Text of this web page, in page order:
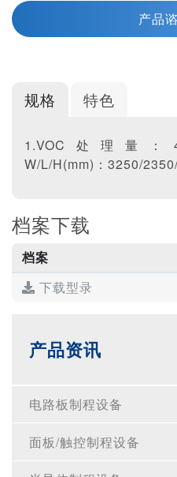
产品
规格 特色
1.VOC处理量：
W/L/H(mm)：3250/
档案下载
档案
下载型录
产品资讯
电路板制程设备
面板/触控制程设备